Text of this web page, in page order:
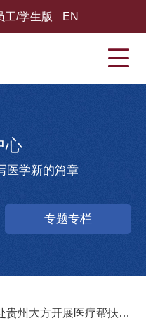
工/学生版 EN
心
医学新的篇章
专题专栏
我院“博士快车”专家博士服务团赴贵州大方开展医疗帮扶活动